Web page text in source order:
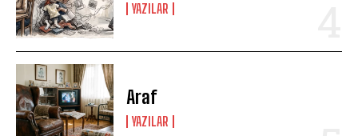
YAZILAR
Araf
YAZILAR